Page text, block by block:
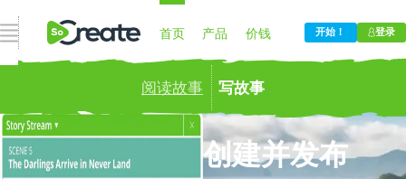
打开导航 首页 产品 价钱
博客 公司
开始！ 登录
阅读故事 写故事
适合每个人的编剧软件！
创建并发布